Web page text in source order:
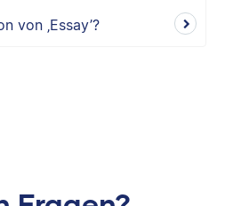
von ‚Essay’?